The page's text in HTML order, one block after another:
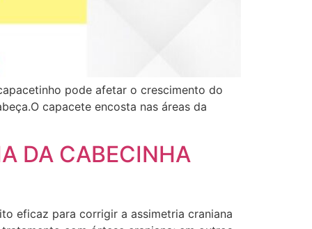
pode afetar o crescimento do
capacete encosta nas áreas da
DA CABECINHA
eficaz para corrigir a assimetria craniana